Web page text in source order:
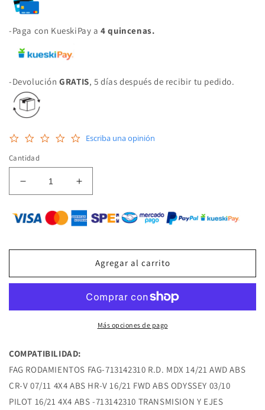
-Paga con KueskiPay a4 quincenas.
-DevoluciónGRATIS, 5 días después de recibir tu pedido.
0.0
Escriba una opinión
Cantidad
Reducir
cantidad
para
FAG-
BALERO
MDX
AWD
V
07/11
4X4
ABS
HR-
Aumentar
cantidad
para
FAG-
BALERO
DOBLE
MDX
14/21
AWD
ABS
07/11
4X4
ABS
HR-
Agregar al carrito
Más opciones de pago
COMPATIBILIDAD:
FAG RODAMIENTOS FAG-713142310 R.D. MDX 14/21 AWD ABS
CR-V 07/11 4X4 ABS HR-V 16/21 FWD ABS ODYSSEY 03/10
PILOT 16/21 4X4 ABS -713142310 TRANSMISION Y EJES